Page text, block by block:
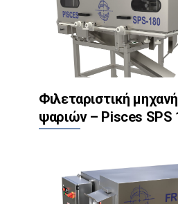
Φιλεταριστική
ψαριών – Pisces SPS